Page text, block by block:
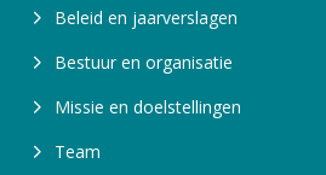
Beleid en jaarverslagen
Bestuur en organisatie
Missie en doelstellingen
Team